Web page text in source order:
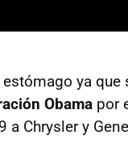
ya
Obama por
Chrysler y